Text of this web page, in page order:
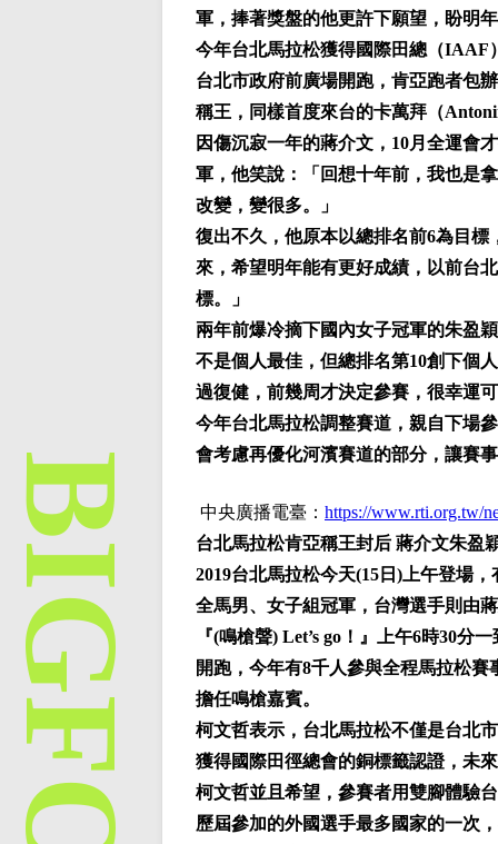
軍，捧著獎盤的他更許下願望，盼明
今年台北馬拉松獲得國際田總（IAAF
台北市政府前廣場開跑，肯亞跑者包
稱王，同樣首度來台的卡萬拜（
因傷沉寂一年的蔣介文，10月全運會
軍，他笑說：「回想十年前，我也是
改變，變很多。」
復出不久，他原本以總排名前6為目
來，希望明年能有更好成績，以前台
標。」
兩年前爆冷摘下國內女子冠軍的朱盈
不是個人最佳，但總排名第10創下個
過復健，前幾周才決定參賽，很幸運
今年台北馬拉松調整賽道，親自下場
會考慮再優化河濱賽道的部分，讓賽
中央廣播電臺： https://www.rti.org.tw/
台北馬拉松肯亞稱王封后 蔣介文朱盈
2019台北馬拉松今天(15日)上午登場
全馬男、女子組冠軍，台灣選手則由
『(鳴槍聲) Let’s go！』上午6時30
開跑，今年有8千人參與全程馬拉松
擔任鳴槍嘉賓。
柯文哲表示，台北馬拉松不僅是台北
獲得國際田徑總會的銅標籤認證，未
柯文哲並且希望，參賽者用雙腳體驗
歷屆參加的外國選手最多國家的一次